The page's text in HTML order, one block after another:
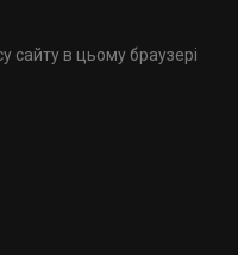
сайту в цьому браузері